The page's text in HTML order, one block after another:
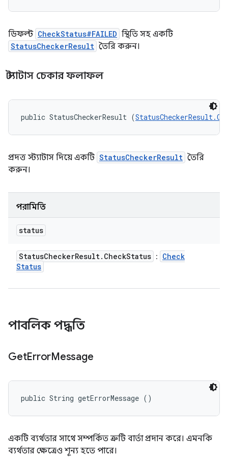
ডিফল্ট CheckStatus#FAILED স্থিতি সহ একটি
StatusCheckerResult তৈরি করুন।
স্ট্যাটাস চেকার ফলাফল
public StatusCheckerResult (
প্রদত্ত স্ট্যাটাস দিয়ে একটি StatusCheckerResult তৈরি
করুন।
পরামিতি
status
StatusCheckerResult. CheckStatus :
Check
Status
পাবলিক পদ্ধতি
GetErrorMessage
public String getErrorMessage ()
একটি ব্যর্থতার সাথে সম্পর্কিত ত্রুটি বার্তা প্রদান করে। এমনকি
ব্যর্থতার ক্ষেত্রেও শূন্য হতে পারে।